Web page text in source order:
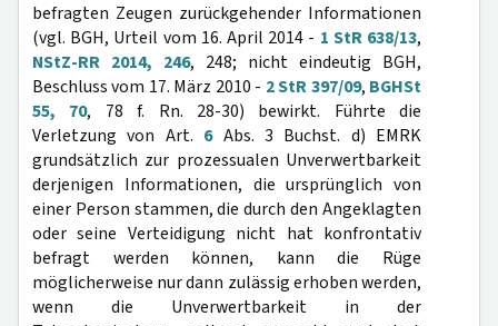
befragten Zeugen zurückgehender Informationen
(vgl. BGH, Urteil vom 16. April 2014 - 1 StR 638/13,
NStZ-RR 2014, 246, 248; nicht eindeutig BGH,
Beschluss vom 17. März 2010 - 2 StR 397/09, BGHSt
55, 70, 78 f. Rn. 28-30) bewirkt. Führte die
Verletzung von Art. 6Abs. 3 Buchst. d) EMRK
grundsätzlich zur prozessualen Unverwertbarkeit
derjenigen Informationen, die ursprünglich von
einer Person stammen, die durch den Angeklagten
oder seine Verteidigung nicht hat konfrontativ
befragt werden können, kann die Rüge
möglicherweise nur dann zulässig erhoben werden,
wenn die Unverwertbarkeit in der